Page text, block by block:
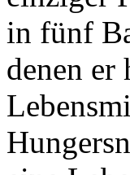
in fünf
denen er